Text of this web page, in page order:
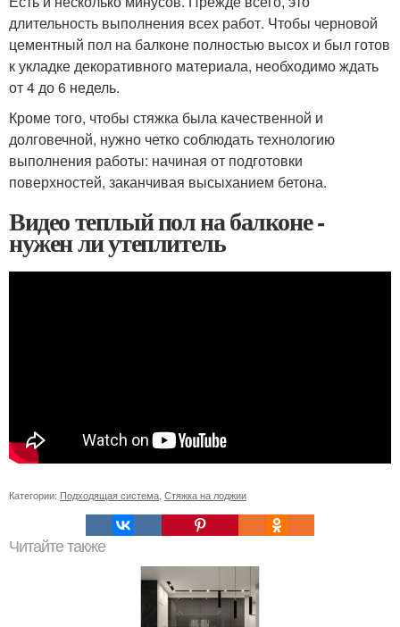
длительность выполнения всех работ. Чтобы черновой
цементный пол на балконе полностью высох и был готов
к укладке декоративного материала, необходимо ждать
от 4 до 6 недель.
Кроме того, чтобы стяжка была качественной и
долговечной, нужно четко соблюдать технологию
выполнения работы: начиная от подготовки
поверхностей, заканчивая высыханием бетона.
Видео теплый пол на балконе -
нужен ли утеплитель
Категории: Подходящая система Стяжка на лоджии
Читайте также